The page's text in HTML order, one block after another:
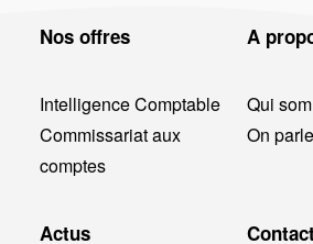
Nos offres
Intelligence Comptable
Commissariat aux
comptes
A
Qui
On
Actus